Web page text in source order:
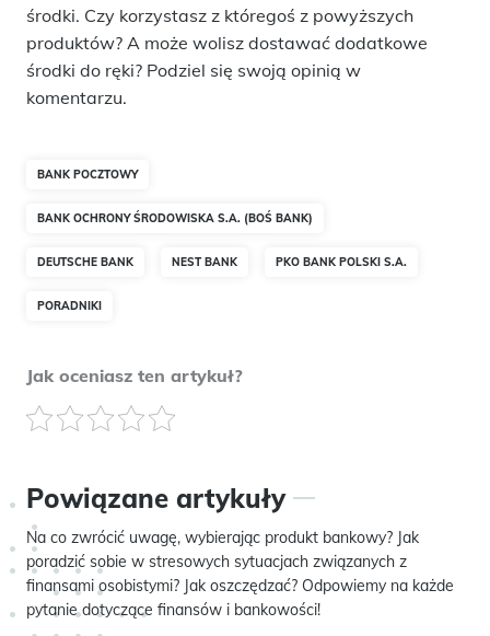
środki. Czy korzystasz z któregoś z powyższych
produktów? A może wolisz dostawać dodatkowe
środki do ręki? Podziel się swoją opinią w
komentarzu.
BANK POCZTOWY
BANK OCHRONY ŚRODOWISKA S.A. (BOŚ BANK)
DEUTSCHE BANK NEST BANK PKO BANK POLSKI S.A.
PORADNIKI
Jak oceniasz ten artykuł?
Powiązane artykuły
Na co zwrócić uwagę, wybierając produkt bankowy? Jak
poradzić sobie w stresowych sytuacjach związanych z
finansami osobistymi? Jak oszczędzać? Odpowiemy na każde
pytanie dotyczące finansów i bankowości!